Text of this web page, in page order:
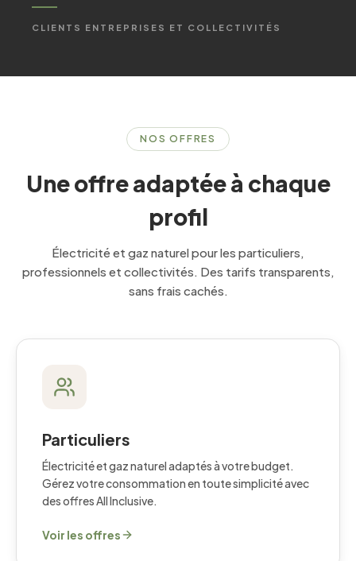
CLIENTS ENTREPRISES ET COLLECTIVITÉS
NOS OFFRES
Une offre adaptée à chaque
profil
Électricité et gaz naturel pour les particuliers,
professionnels et collectivités. Des tarifs transparents,
sans frais cachés.
Particuliers
Électricité et gaz naturel adaptés à votre budget.
Gérez votre consommation en toute simplicité avec
des offres All Inclusive.
Voir les offres